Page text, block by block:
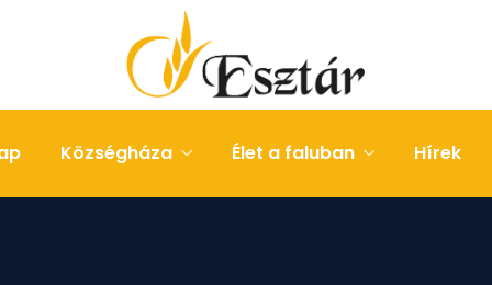
Községháza Élet a faluban Hírek